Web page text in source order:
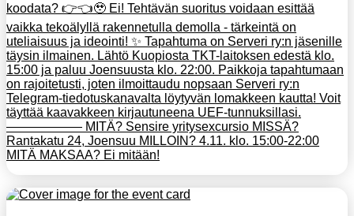
koodata? 👉👈🥹 Ei! Tehtävän suoritus voidaan esittää
vaikka tekoälyllä rakennetulla demolla - tärkeintä on
uteliaisuus ja ideointi! ✨ Tapahtuma on Serveri ry:n jäsenille
täysin ilmainen. Lähtö Kuopiosta TKT-laitoksen edestä klo.
15:00 ja paluu Joensuusta klo. 22:00. Paikkoja tapahtumaan
on rajoitetusti, joten ilmoittaudu nopsaan Serveri ry:n
Telegram-tiedotuskanavalta löytyvän lomakkeen kautta! Voit
täyttää kaavakkeen kirjautuneena UEF-tunnuksillasi.
—————— MITÄ? Sensire yritysexcursio MISSÄ?
Rantakatu 24, Joensuu MILLOIN? 4.11. klo. 15:00-22:00
MITÄ MAKSAA? Ei mitään!